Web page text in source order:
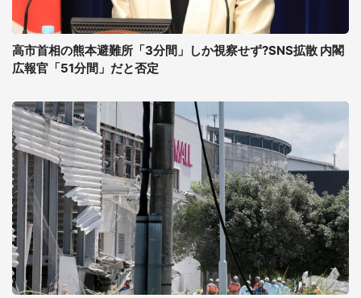
高市首相の熊本避難所「3分間」しか視察せず?SNS拡散 内閣
広報官「51分間」だと否定